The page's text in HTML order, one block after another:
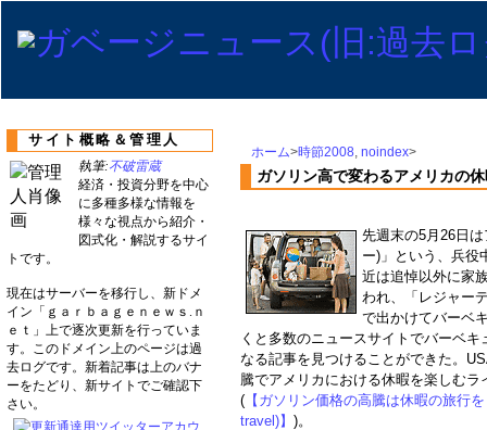
ホーム>時節2008, noindex>
ガソリン高で変わるアメリカの
先週末の5月26日
ー)」という、兵役
近は追悼以外に家
われ、「レジャー
で出かけてバーベ
くと多数のニュースサイトでバーベ
なる記事を見つけることができた。
騰でアメリカにおける休暇を楽しむ
( 【ガソリン価格の高騰は休暇の旅行
travel)】 )。
サイト概略＆管理人
執筆:不破雷蔵
経済・投資分野を中心
に多種多様な情報を
様々な視点から紹介・
図式化・解説するサイ
トです。
現在はサーバーを移行し、新ドメ
イン「ｇａｒｂａｇｅｎｅｗｓ.ｎ
ｅｔ」上で逐次更新を行っていま
す。このドメイン上のページは過
去ログです。新着記事は上のバナ
ーをたどり、新サイトでご確認下
さい。